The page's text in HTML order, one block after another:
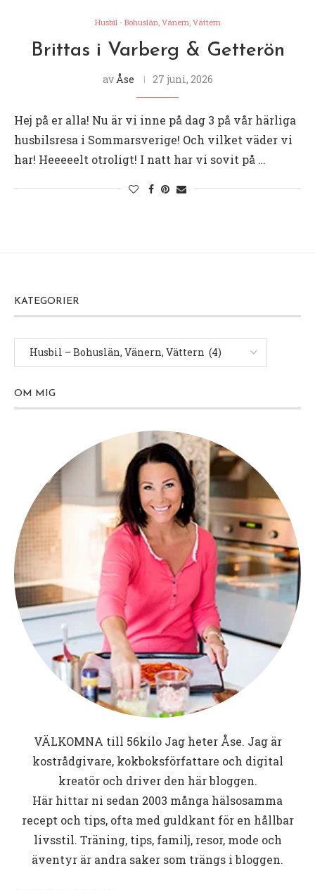
Husbil - Bohuslän, Vänern, Vättern
Brittas i Varberg & Getterön
av Åse 27 juni, 2026
Hej på er alla! Nu är vi inne på dag 3 på vår härliga
husbilsresa i Sommarsverige! Och vilket väder vi
har! Heeeeelt otroligt! I natt har vi sovit på …
KATEGORIER
OM MIG
VÄLKOMNA till 56kiloJag heter Åse. Jag är
kostrådgivare, kokboksförfattare och digital
kreatör och driver den här bloggen.
Här hittar ni sedan 2003 många hälsosamma
recept och tips, ofta med guldkant för en hållbar
livsstil. Träning, tips, familj, resor, mode och
äventyr är andra saker som trängs i bloggen.